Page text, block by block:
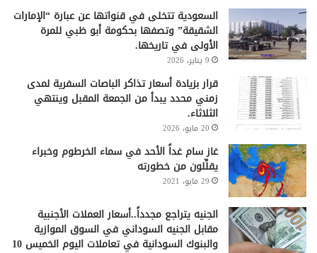
السعودية تتخلى في قنواتها عن عبارة “الإمارات
الشقيقة” وتصفها بحكومة أبو ظبي للمرة
الأولى في تاريخها.
9 يناير، 2026
قرار بزيادة أسعار تذاكر الباصات السفرية لمدى
زمني محدد يبدأ من الجمعة المقبل وينتهي
الثلاثاء.
20 مايو، 2026
غاز سام غداً الأحد في سماء الخرطوم وخبراء
يقلِّلون من خطورته
29 مايو، 2021
الجنيه يتراجع مجدداً..أسعار العملات الأجنبية
مقابل الجنيه السوداني في السوق الموازية
والبنوك السودانية في تعاملات اليوم الخميس 10